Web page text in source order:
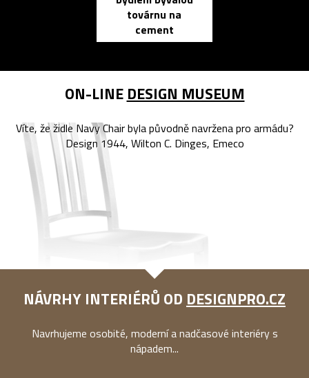
továrnu na
cement
ON-LINE DESIGN MUSEUM
Víte, že židle Navy Chair byla původně navržena pro armádu?
Design 1944, Wilton C. Dinges, Emeco
NÁVRHY INTERIÉRŮ OD DESIGNPRO.CZ
Navrhujeme osobité, moderní a nadčasové interiéry s
nápadem...